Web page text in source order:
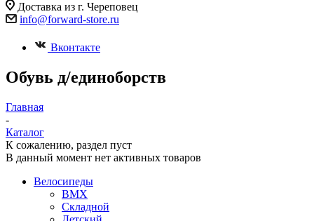
Доставка из г. Череповец
info@forward-store.ru
Вконтакте
Обувь д/единоборств
Главная
-
Каталог
К сожалению, раздел пуст
В данный момент нет активных товаров
Велосипеды
BMX
Складной